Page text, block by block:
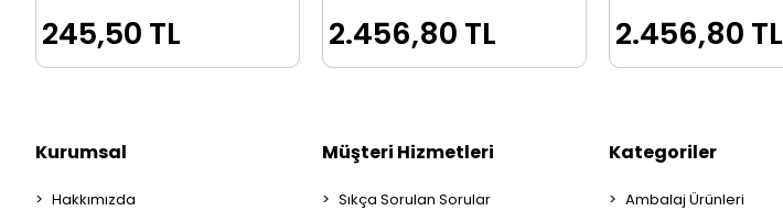
245,50 TL 2.456,80 TL 2.456,80 TL
Kurumsal
Hakkımızda
Müşteri Hizmetleri
Sıkça Sorulan Sorular
Kategoriler
Ambalaj Ürünleri